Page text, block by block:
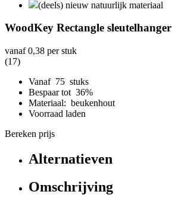
(deels) nieuw natuurlijk materiaal
WoodKey Rectangle sleutelhanger
vanaf0,38 per stuk
(17)
Vanaf 75 stuks
Bespaar tot 36%
Materiaal: beukenhout
Voorraad laden
Bereken prijs
Alternatieven
Omschrijving